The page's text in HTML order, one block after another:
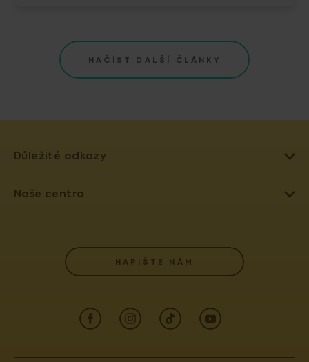
NAČÍST DALŠÍ ČLÁNKY
Důležité odkazy
SLOVNÍK POJMŮ
AKREDITACE A VÝROČNÍ ZPRÁVY
INFORMACE PRO LÉKAŘE
Naše centra
PRAHA 4 - PRONATAL SANATORIUM
PRAHA 6 - PRONATAL PLUS
KOLÍN - PRONATAL KOLÍN
ČESKÉ BUDĚJOVICE - PRONATAL REPRO
NAPIŠTE NÁM